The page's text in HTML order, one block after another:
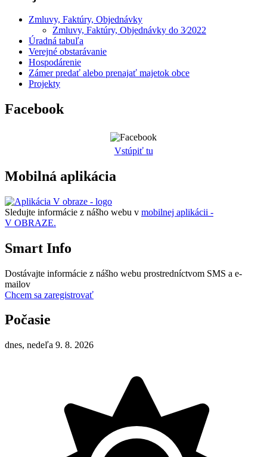
Zmluvy, Faktúry, Objednávky
Zmluvy, Faktúry, Objednávky do 3⁄2022
Úradná tabuľa
Verejné obstarávanie
Hospodárenie
Zámer predať alebo prenajať majetok obce
Projekty
Facebook
Vstúpiť tu
Mobilná aplikácia
Sledujte informácie z nášho webu v mobilnej aplikácii -
V OBRAZE.
Smart Info
Dostávajte informácie z nášho webu prostredníctvom SMS a e-
mailov
Chcem sa zaregistrovať
Počasie
dnes, nedeľa 9. 8. 2026